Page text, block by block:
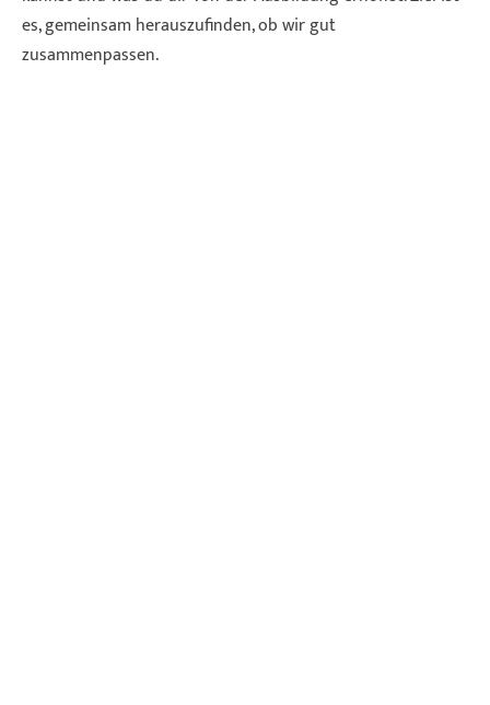
es, gemeinsam herauszufinden, ob wir gut
zusammenpassen.